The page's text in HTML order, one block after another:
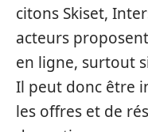
citons Skiset,
acteurs
en ligne, surtout
Il peut donc être
les offres et de